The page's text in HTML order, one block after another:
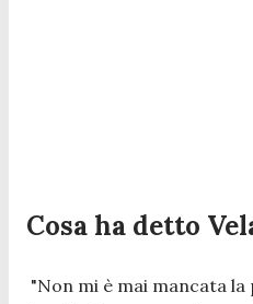
Cosa ha detto
"Non mi è mai mancata